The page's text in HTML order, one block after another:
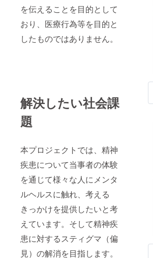
を伝えることを目的として
おり、医療行為等を目的と
したものではありません。
解決したい社会課
題
本プロジェクトでは、精神
疾患について当事者の体験
を通じて様々な人にメンタ
ルヘルスに触れ、考える
きっかけを提供したいと考
えています。そして精神疾
患に対するスティグマ（偏
見）の解消を目指します。